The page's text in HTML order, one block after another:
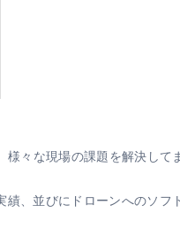
々な現場の課題を解決して
、並びにドローンへのソフ